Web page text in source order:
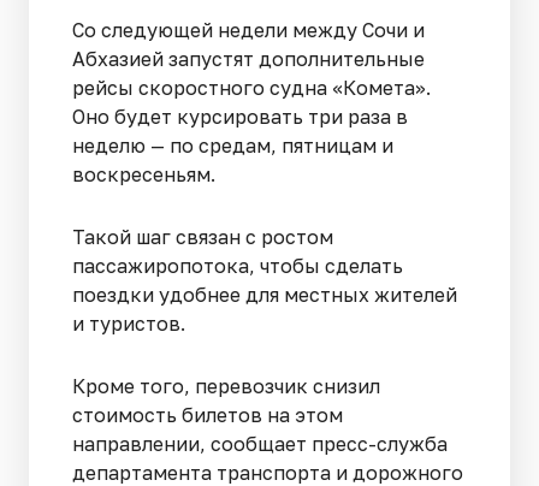
Со следующей недели между Сочи и
Абхазией запустят дополнительные
рейсы скоростного судна «Комета».
Оно будет курсировать три раза в
неделю — по средам, пятницам и
воскресеньям.
Такой шаг связан с ростом
пассажиропотока, чтобы сделать
поездки удобнее для местных жителей
и туристов.
Кроме того, перевозчик снизил
стоимость билетов на этом
направлении, сообщает пресс-служба
департамента транспорта и дорожного